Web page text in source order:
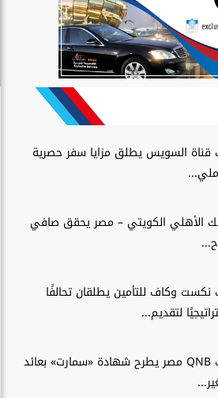
قناة السويس يطلق مزايا سفر حصرية
الأهلي الكويتي – مصر يحقق صافي
نكست وكاف للتأمين يطلقان تحالفًا
لتقديم...
بنك QNB مصر يطرح شهادة «سمارت» بعائد